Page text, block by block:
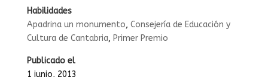
Habilidades
Apadrina un monumento, Consejería de Educación y
Cultura de Cantabria, Primer Premio
Publicado el
1 junio, 2013